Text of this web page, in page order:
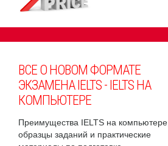
ВСЕ О НОВОМ ФОРМАТЕ
ЭКЗАМЕНА IELTS - IELTS НА
КОМПЬЮТЕРЕ
Преимущества IELTS на компьютере,
образцы заданий и практические